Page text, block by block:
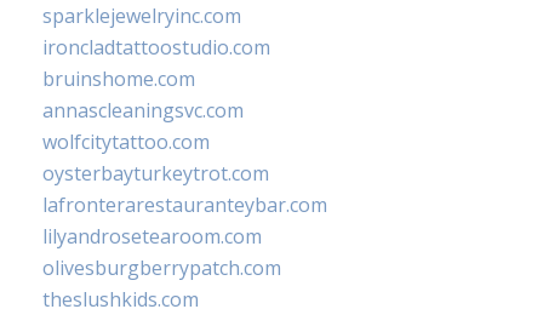
sparklejewelryinc.com
ironcladtattoostudio.com
bruinshome.com
annascleaningsvc.com
wolfcitytattoo.com
oysterbayturkeytrot.com
lafronterarestauranteybar.com
lilyandrosetearoom.com
olivesburgberrypatch.com
theslushkids.com